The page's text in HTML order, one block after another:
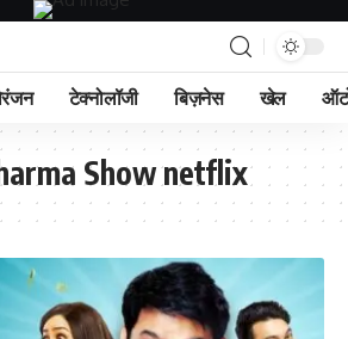
टेक्नोलॉजी बिज़नेस खेल
Show netflix